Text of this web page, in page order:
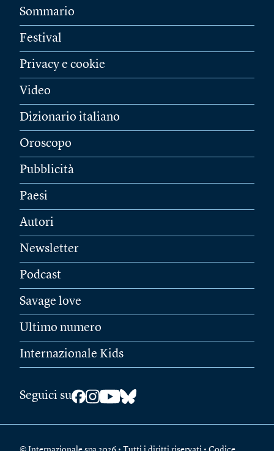
Sommario
Festival
Privacy e cookie
Video
Dizionario italiano
Oroscopo
Pubblicità
Paesi
Autori
Newsletter
Podcast
Savage love
Ultimo numero
Internazionale Kids
Seguici su